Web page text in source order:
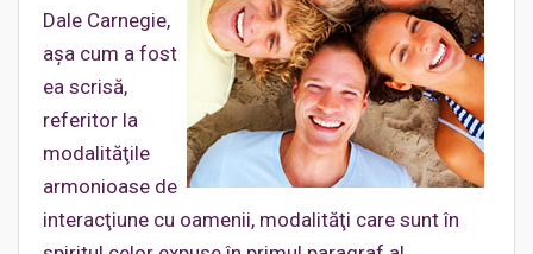
Dale Carnegie,
aşa cum a fost
ea scrisă,
referitor la
modalităţile
armonioase de
interacţiune cu oamenii, modalităţi care sunt în